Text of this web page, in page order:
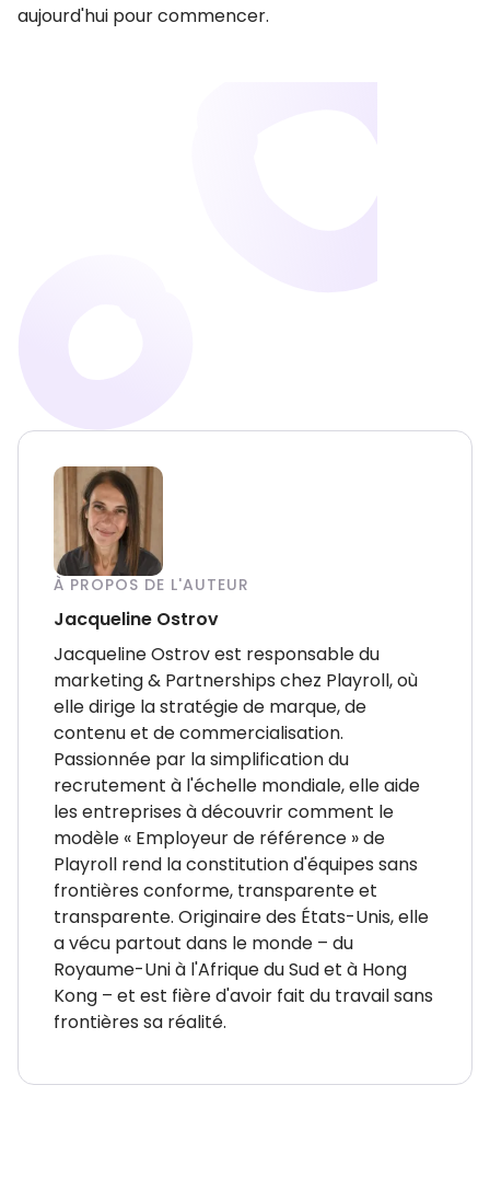
aujourd'hui pour commencer.
À PROPOS DE L'AUTEUR
Jacqueline Ostrov
Jacqueline Ostrov est responsable du
marketing & Partnerships chez Playroll, où
elle dirige la stratégie de marque, de
contenu et de commercialisation.
Passionnée par la simplification du
recrutement à l'échelle mondiale, elle aide
les entreprises à découvrir comment le
modèle « Employeur de référence » de
Playroll rend la constitution d'équipes sans
frontières conforme, transparente et
transparente. Originaire des États-Unis, elle
a vécu partout dans le monde – du
Royaume-Uni à l'Afrique du Sud et à Hong
Kong – et est fière d'avoir fait du travail sans
frontières sa réalité.